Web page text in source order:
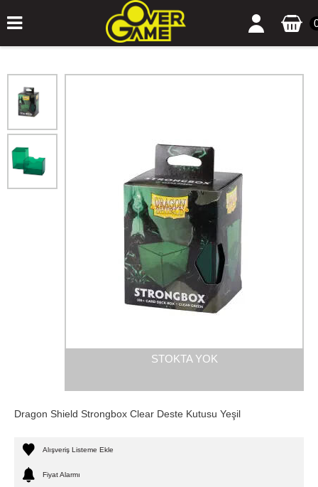
STOKTA YOK
Dragon Shield Strongbox Clear Deste Kutusu Yeşil
Alışveriş Listeme Ekle
Fiyat Alarmı